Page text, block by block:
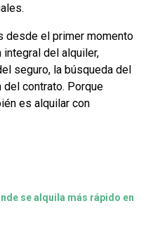
desde el primer momento
del alquiler,
seguro, la búsqueda del
del contrato. Porque
es alquilar con
se alquila más rápido en